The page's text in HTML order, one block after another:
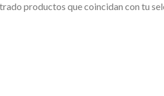
productos que coincidan con tu